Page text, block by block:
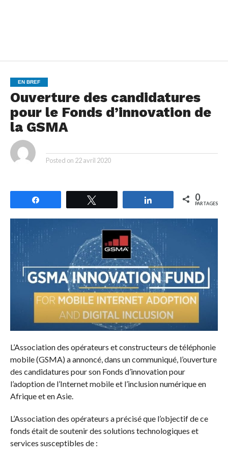
EN BREF
Ouverture des candidatures
pour le Fonds d’innovation de
la GSMA
Posted on 22 avril 2020
Partagez 0
PARTAGES
L’Association des opérateurs et constructeurs de téléphonie
mobile (GSMA) a annoncé, dans un communiqué, l’ouverture
des candidatures pour son Fonds d’innovation pour
l’adoption de l’Internet mobile et l’inclusion numérique en
Afrique et en Asie.
L’Association des opérateurs a précisé que l’objectif de ce
fonds était de soutenir des solutions technologiques et
services susceptibles de :